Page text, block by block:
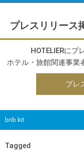
プレスリリース
HOTELIERにプ
ホテル・旅館関連事業
プレ
bnb kit
Tagged